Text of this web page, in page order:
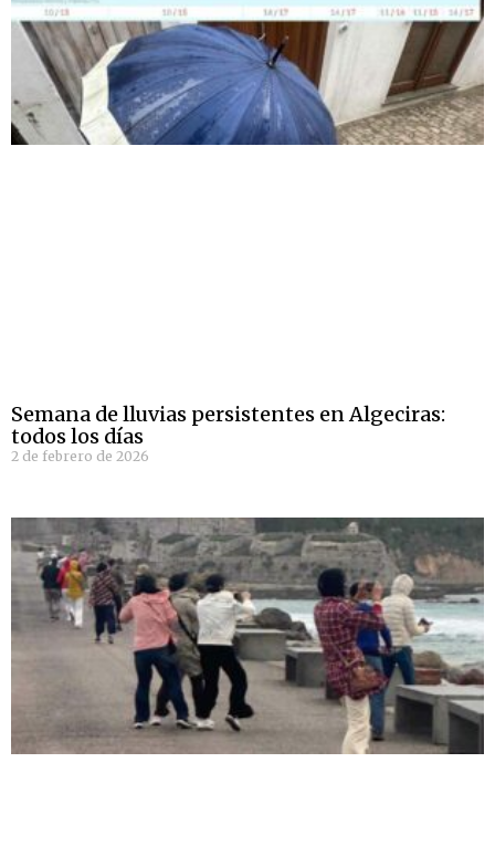
Semana de lluvias persistentes en Algeciras:
todos los días
2 de febrero de 2026